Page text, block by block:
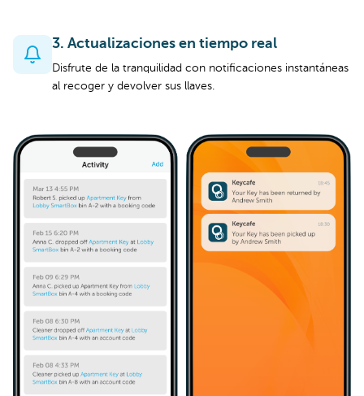
3. Actualizaciones en tiempo real
Disfrute de la tranquilidad con notificaciones instantáneas
al recoger y devolver sus llaves.